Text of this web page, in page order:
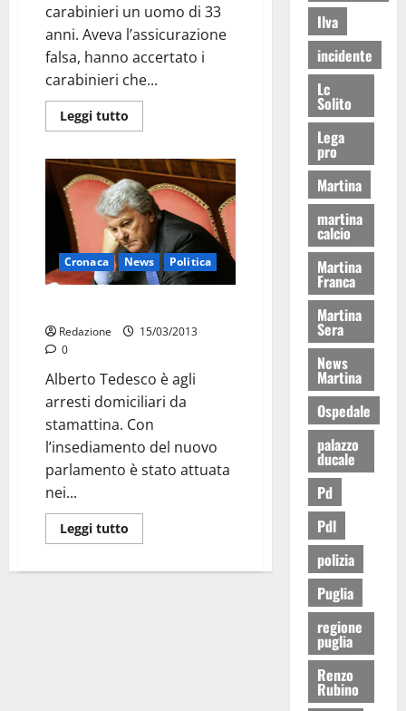
carabinieri un uomo di 33
anni. Aveva l’assicurazione
falsa, hanno accertato i
carabinieri che...
Leggi tutto
Cronaca News Politica
Redazione
15/03/2013
0
Alberto Tedesco è agli
arresti domiciliari da
stamattina. Con
l’insediamento del nuovo
parlamento è stato attuata
nei...
Leggi tutto
Ilva
incidente
Lc
Solito
Lega
pro
Martina
martina
calcio
Martina
Franca
Martina
Sera
News
Martina
Ospedale
palazzo
ducale
Pd
Pdl
polizia
Puglia
regione
puglia
Renzo
Rubino